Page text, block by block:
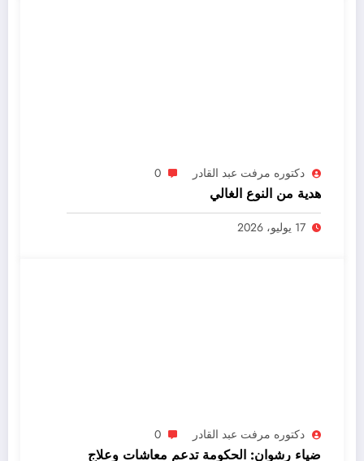
دكتوره مرفت عبد القادر 0
هدية من النوع الغالي
17 يوليو، 2026
دكتوره مرفت عبد القادر 0
ضياء رشوان: الحكومة تدعم معاشات وعلاج